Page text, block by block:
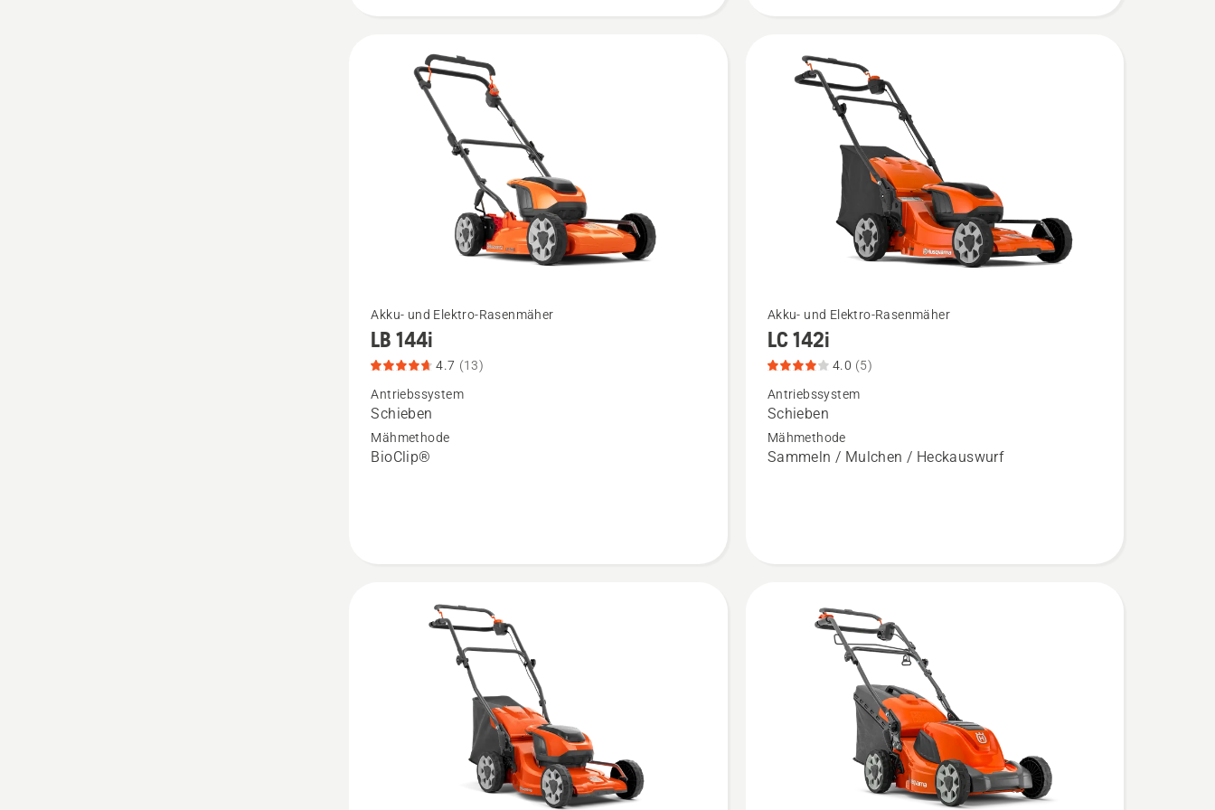
Mehr
Details
LB 144i
anzeigen,
Produktbewertung
Akku- und Elektro-Rasenmäher
LB 144i
4.7 (13)
Antriebssystem
Schieben
Mähmethode
BioClip®
Mehr
Details
LC 142i
anzeigen,
Produktbewertung
Akku- und Elektro-Rasenmäher
LC 142i
4.0 (5)
Antriebssystem
Schieben
Mähmethode
Sammeln / Mulchen / Heckauswurf